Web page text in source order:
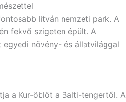
litván nemzeti park. A
fekvő szigeten épült. A
növény- és állatvilággal
a Kur-öblöt a Balti-tengertől. A